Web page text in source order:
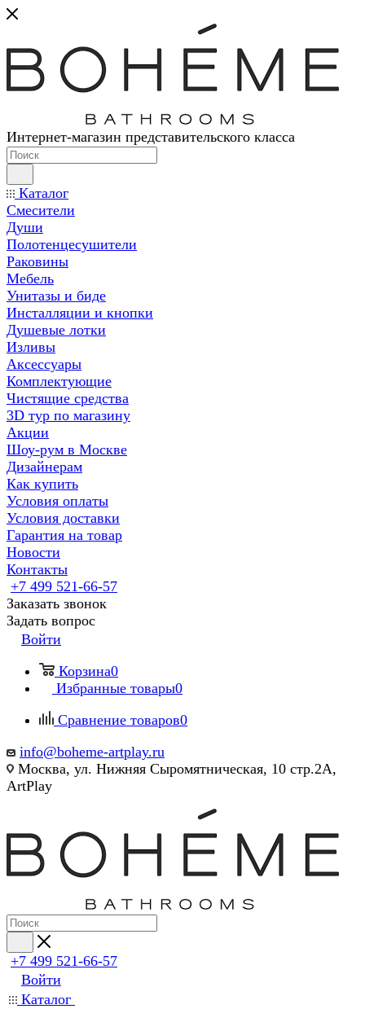
Интернет-магазин представительского класса
Каталог
Смесители
Души
Полотенцесушители
Раковины
Мебель
Унитазы и биде
Инсталляции и кнопки
Душевые лотки
Изливы
Аксессуары
Комплектующие
Чистящие средства
3D тур по магазину
Акции
Шоу-рум в Москве
Дизайнерам
Как купить
Условия оплаты
Условия доставки
Гарантия на товар
Новости
Контакты
+7 499 521-66-57
Заказать звонок
Задать вопрос
Войти
Корзина0
Избранные товары0
Сравнение товаров0
info@boheme-artplay.ru
Москва, ул. Нижняя Сыромятническая, 10 стр.2А,
ArtPlay
+7 499 521-66-57
Войти
Каталог